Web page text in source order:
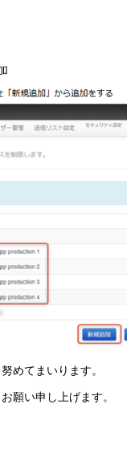
めてまいります。
願い申し上げます。